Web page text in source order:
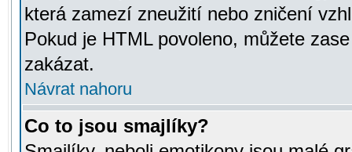
která zamezí zneužití nebo zničení
Pokud je HTML povoleno, můžete
zakázat.
Návrat nahoru
Co to jsou smajlíky?